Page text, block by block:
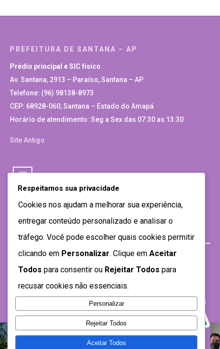
PREFEITURA DE SANTANA – AP
Prédio principal e SIC físico
Av. Santana, 2913 – Paraíso, Santana – AP
Telefone: (96) 98138-8973
CEP: 68928-060, Santana – Estado do Amapá
Horário de atendimento: Seg a Sex das 07:30 as 13:30
Site Antigo
Respeitamos sua privacidade
Cookies nos ajudam a melhorar sua experiência,
entregar conteúdo personalizado e analisar o
tráfego. Você pode escolher quais cookies permitir
clicando em Personalizar. Clique em Aceitar
Todos para consentir ou Rejeitar Todos para
recusar cookies não essenciais.
Personalizar
Rejeitar Todos
Aceitar Todos